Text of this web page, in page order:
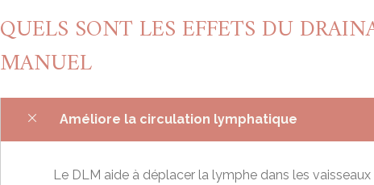
QUELS SONT LES EFFETS DU
MANUEL
Améliore la circulation lymphatique
Le DLM aide à déplacer la lymphe dans les